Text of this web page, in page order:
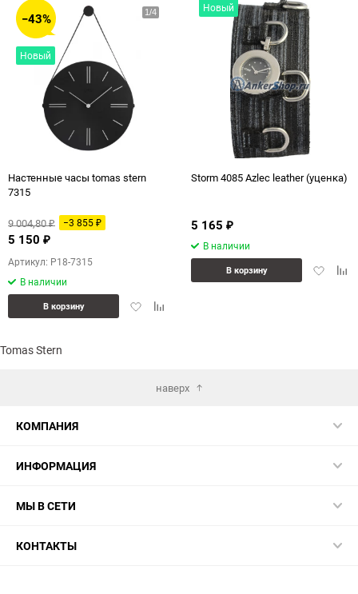
−43%
Новый
Настенные часы tomas stern
7315
9 004,80₽ −3 855 ₽
5 150 ₽
Артикул: P18-7315
В наличии
ДобавитьДобавить
В корзину
Новый
Storm 4085 Azlec leather (уценка)
5 165 ₽
В наличии
В корзину
Tomas Stern
наверх
КОМПАНИЯ
ИНФОРМАЦИЯ
МЫ В СЕТИ
КОНТАКТЫ